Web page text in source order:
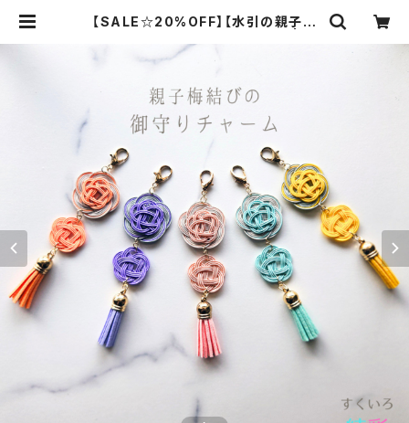
【SALE☆20%OFF】【水引の親子梅
彩（すくいろ）